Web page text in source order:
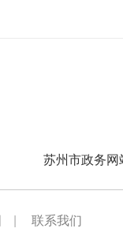
苏州市政务网
联系我们